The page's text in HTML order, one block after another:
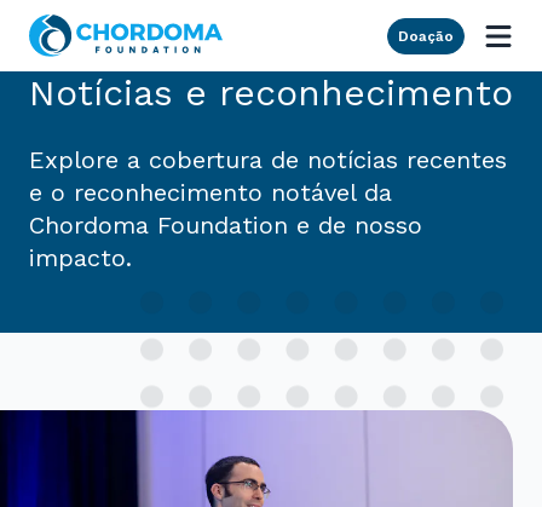
Skip to Main Content
Doação
Notícias e reconhecimento
Explore a cobertura de notícias recentes
e o reconhecimento notável da
Chordoma Foundation e de nosso
impacto.